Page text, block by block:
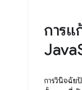
การแ
การวินิจฉัย